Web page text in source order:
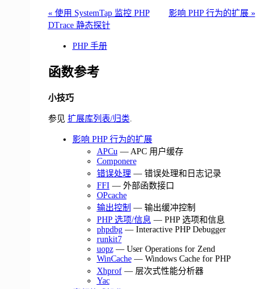
影响 PHP 行为的扩展 »
« 使用 SystemTap 监控 PHP
DTrace 静态探针
PHP 手册
函数参考
小技巧
参见 扩展库列表/归类.
影响 PHP 行为的扩展
APCu — APC 用户缓存
Componere
错误处理 — 错误处理和日志记录
FFI — 外部函数接口
OPcache
输出控制 — 输出缓冲控制
PHP 选项/信息 — PHP 选项和信息
phpdbg— Interactive PHP Debugger
runkit7
uopz— User Operations for Zend
WinCache— Windows Cache for PHP
Xhprof— 层次式性能分析器
Yac